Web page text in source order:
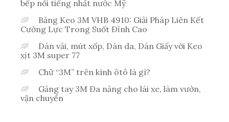
bếp nổi tiếng nhất nước Mỹ
Băng Keo 3M VHB 4910: Giải Pháp Liên Kết
Cường Lực Trong Suốt Đỉnh Cao
Dán vải, mút xốp, Dán da, Dán Giấy với Keo
xịt 3M super 77
Chữ “3M” trên kính ôtô là gì?
Găng tay 3M Đa năng cho lái xe, làm vườn,
vận chuyển